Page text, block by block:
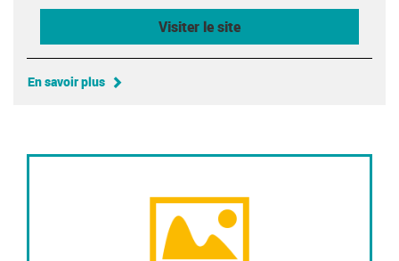
Visiter le site
En savoir plus